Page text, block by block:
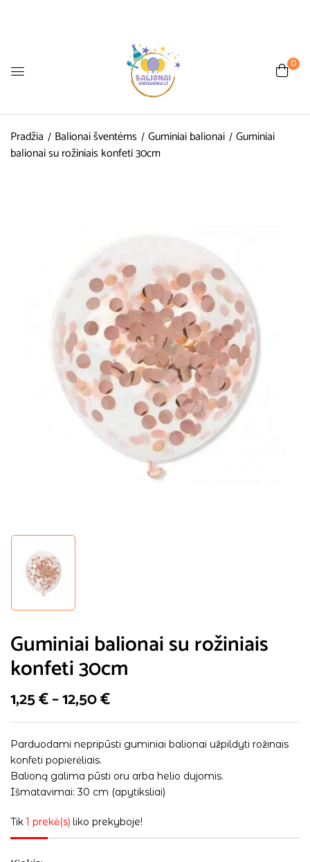
0
Pradžia Balionai šventėms Guminiai balionai Guminiai
balionai su rožiniais konfeti 30cm
Guminiai balionai su rožiniais
konfeti 30cm
1,25€–12,50€
Parduodami nepripūsti guminiai balionai užpildyti rožinais
konfeti popierėliais.
Balioną galima pūsti oru arba helio dujomis.
Išmatavimai: 30 cm (apytiksliai)
Tik1 prekė(s) liko prekyboje!